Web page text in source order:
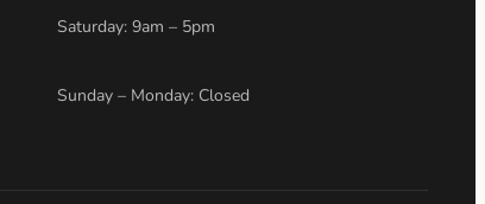
Saturday: 9am – 5pm
Sunday – Monday: Closed